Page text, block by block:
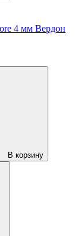
4 мм Вердон
В корзину